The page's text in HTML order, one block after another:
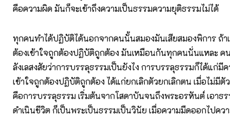
คือความผิด มันก็จะเข้าถึงความเป็นธรรมความยุติธรรมไม่ได้
ทุกคนทำได้ปฏิบัติได้นอกจากคนนั้นสมองมันเสียสมองพิการ ถ้า
ต้องเข้าใจถูกต้องปฏิบัติถูกต้อง มันเหมือนกันทุกคนนั่นแหละ
ลังเลสงสัยว่าการบรรลุธรรมเป็นยังไง การบรรลุธรรมก็ได้แก่มี
เข้าใจถูกต้องปฏิบัติถูกต้อง ได้แก่ยกเลิกตัวยกเลิกตน เมื่อไม่มี
คือการบรรลุธรรม เริ่มต้นจากโสดาบันจนถึงพระอรหันต์ เอาธร
ดำเนินชีวิต ก็เป็นพระเป็นธรรมเป็นวินัย เมื่อความมืดออกไปคว